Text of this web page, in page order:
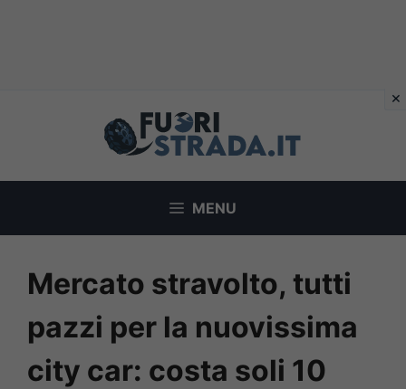
MENU
Mercato stravolto, tutti
pazzi per la nuovissima
city car: costa soli 10